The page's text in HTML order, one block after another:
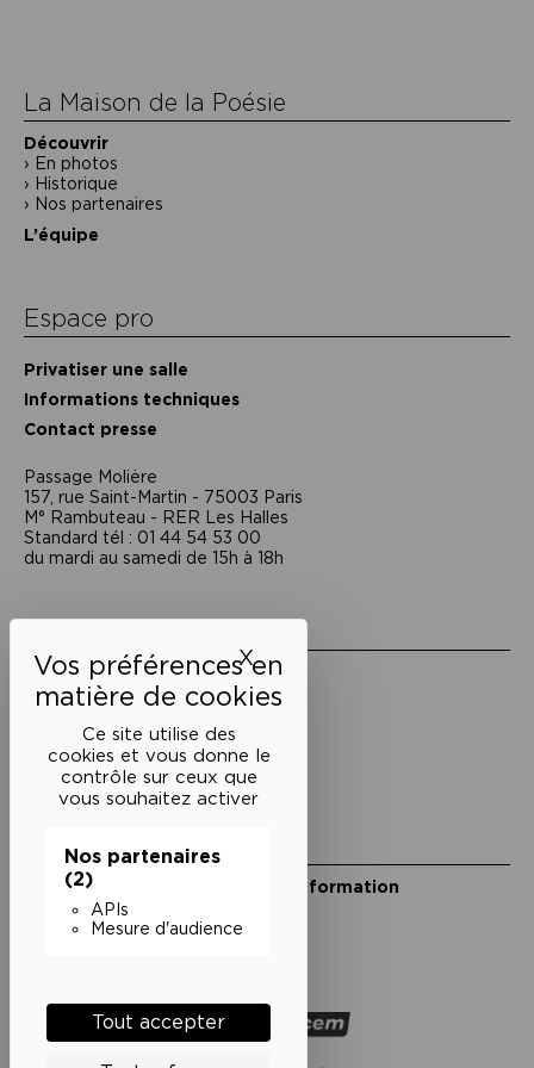
Ce site utilise des
cookies et vous donne le
contrôle sur ceux que
vous souhaitez activer
Nos partenaires
(2)
APIs
Mesure d'audience
Tout accepter
XMasquer le bandeau des
La Maison de la Poésie
Découvrir
En photos
Historique
Nos partenaires
L’équipe
Espace pro
Privatiser une salle
Informations techniques
Contact presse
Passage Moliėre
157, rue Saint-Martin - 75003 Paris
M° Rambuteau - RER Les Halles
Standard tél : 01 44 54 53 00
du mardi au samedi de 15h à 18h
Mentions légales
Politique de confidentialité
Conditions générales de vente
Cookies
Restons en lien
Inscrivez-vous à notre lettre d’information
Suivez-nous sur les réseaux